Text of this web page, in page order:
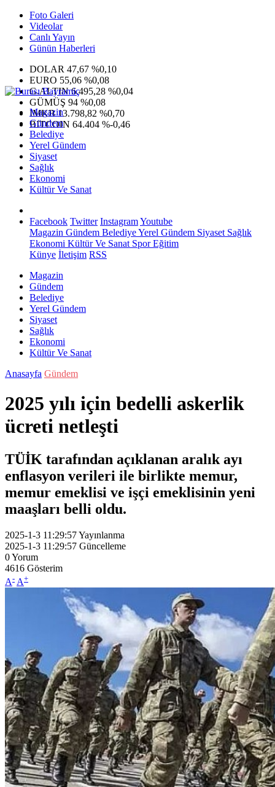
Foto Galeri
Videolar
Canlı Yayın
Günün Haberleri
DOLAR 47,67 %0,10
EURO 55,06 %0,08
G.ALTIN6.495,28 %0,04
GÜMÜŞ 94 %0,08
IMKB13.798,82 %0,70
BITCOIN 64.404 %-0,46
Magazin
Gündem
Belediye
Yerel Gündem
Siyaset
Sağlık
Ekonomi
Kültür Ve Sanat
Facebook Twitter InstagramYoutube
Magazin Gündem BelediyeYerel Gündem Siyaset Sağlık
Ekonomi Kültür Ve Sanat SporEğitim
Künye İletişim RSS
Magazin
Gündem
Belediye
Yerel Gündem
Siyaset
Sağlık
Ekonomi
Kültür Ve Sanat
Anasayfa Gündem
2025 yılı için bedelli askerlik
ücreti netleşti
TÜİK tarafından açıklanan aralık ayı
enflasyon verileri ile birlikte memur,
memur emeklisi ve işçi emeklisinin yeni
maaşları belli oldu.
2025-1-3 11:29:57Yayınlanma
2025-1-3 11:29:57 Güncelleme
0Yorum
4616 Gösterim
A- A+